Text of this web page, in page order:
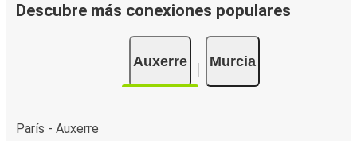
Descubre más conexiones populares
Auxerre Murcia
París - Auxerre